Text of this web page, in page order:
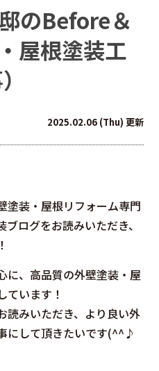
のBefore＆
屋根塗装工
2025.02.06 (Thu) 更新
塗装・屋根リフォーム専門
ログをお読みいただき、
に、高品質の外壁塗装・屋
ています！
読みいただき、より良い外
にして頂きたいです(^^♪